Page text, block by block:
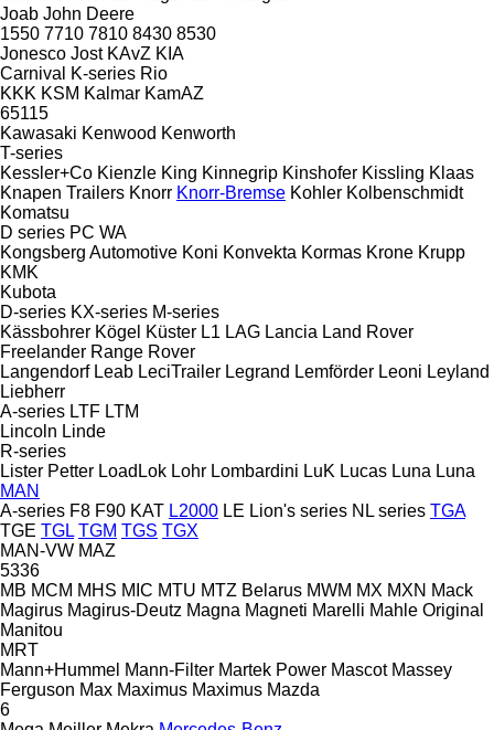
Joab John Deere
1550 7710 7810 8430 8530
Jonesco Jost KAvZ KIA
Carnival
K-series Rio
KKK KSM Kalmar KamAZ
65115
Kawasaki Kenwood Kenworth
T-series
Kessler+Co Kienzle King Kinnegrip Kinshofer Kissling Klaas
Knapen Trailers Knorr Knorr-Bremse Kohler Kolbenschmidt
Komatsu
D series PC WA
Kongsberg Automotive Koni Konvekta Kormas Krone Krupp
KMK
Kubota
D-series KX-series M-series
Kässbohrer Kögel Küster L1 LAG Lancia Land Rover
Freelander Range Rover
Langendorf Leab LeciTrailer Legrand Lemförder Leoni Leyland
Liebherr
A-series LTF LTM
Lincoln Linde
R-series
Lister Petter LoadLok Lohr Lombardini LuK Lucas Luna Luna
MAN
A-series F8 F90 KAT L2000 LE Lion's series NL series TGA
TGE TGL TGM TGS TGX
MAN-VW MAZ
5336
MB MCM MHS MIC MTU MTZ Belarus MWM MX MXN Mack
Magirus Magirus-Deutz Magna Magneti Marelli Mahle Original
Manitou
MRT
Mann+Hummel Mann-Filter Martek Power Mascot Massey
Ferguson Max Maximus Maximus Mazda
6